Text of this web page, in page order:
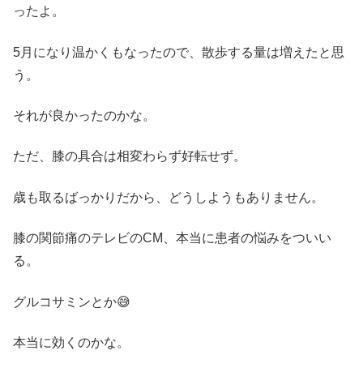
ったよ。
5月になり温かくもなったので、散歩する量は増えたと思
う。
それが良かったのかな。
ただ、膝の具合は相変わらず好転せず。
歳も取るばっかりだから、どうしようもありません。
膝の関節痛のテレビのCM、本当に患者の悩みをついい
る。
グルコサミンとか😅
本当に効くのかな。